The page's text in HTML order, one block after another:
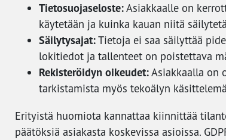
Tietosuojaseloste:Asiakkaalle on
käytetään ja kuinka kauan niitä
Säilytysajat:Tietoja ei saa säilyttää
lokitiedot ja tallenteet on poistettava
Rekisteröidyn oikeudet:Asiakkaalla on
tarkistamista myös tekoälyn
Erityistä huomiota kannattaa kiinnittää
päätöksiä asiakasta koskevissa asioissa.